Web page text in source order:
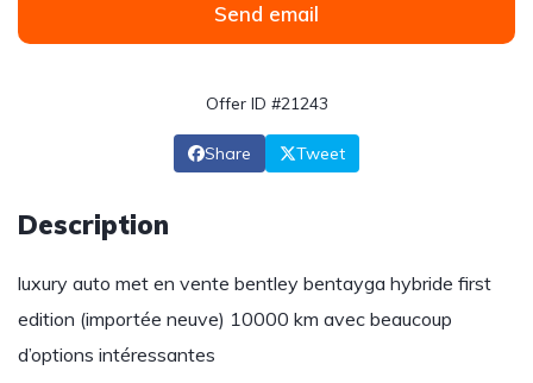
Send email
Offer ID #21243
Share Tweet
Description
luxury auto met en vente bentley bentayga hybride first
edition (importée neuve) 10000 km avec beaucoup
d’options intéressantes